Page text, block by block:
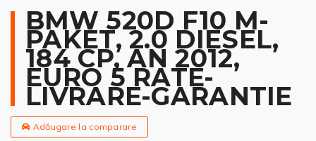
BMW 520D F10 M-
PAKET, 2.0 DIESEL,
184 CP, AN 2012,
EURO 5 RATE-
LIVRARE-GARANTIE
Adăugare la comparare